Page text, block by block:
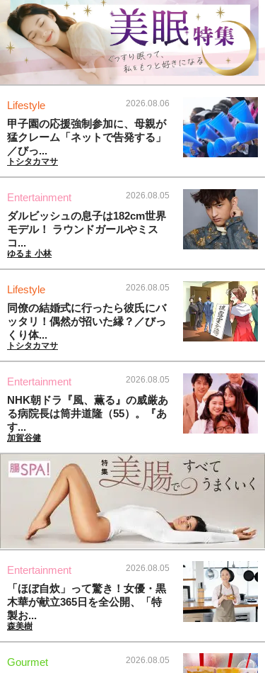
Lifestyle 2026.08.06
甲子園の応援強制参加に、母親が
猛クレーム「ネットで告発する」
／びっ...
トシタカマサ
Entertainment 2026.08.05
ダルビッシュの息子は182cm世界
モデル！ ラウンドガールやミス
コ...
ゆるま 小林
Lifestyle 2026.08.05
同僚の結婚式に行ったら彼氏にバ
ッタリ！偶然が招いた縁？／びっ
くり体...
トシタカマサ
Entertainment 2026.08.05
NHK朝ドラ『風、薫る』の威厳あ
る病院長は筒井道隆（55）。『あ
す...
加賀谷健
Entertainment 2026.08.05
「ほぼ自炊」って驚き！女優・黒
木華が献立365日を全公開、「特
製お...
森美樹
Gourmet 2026.08.05